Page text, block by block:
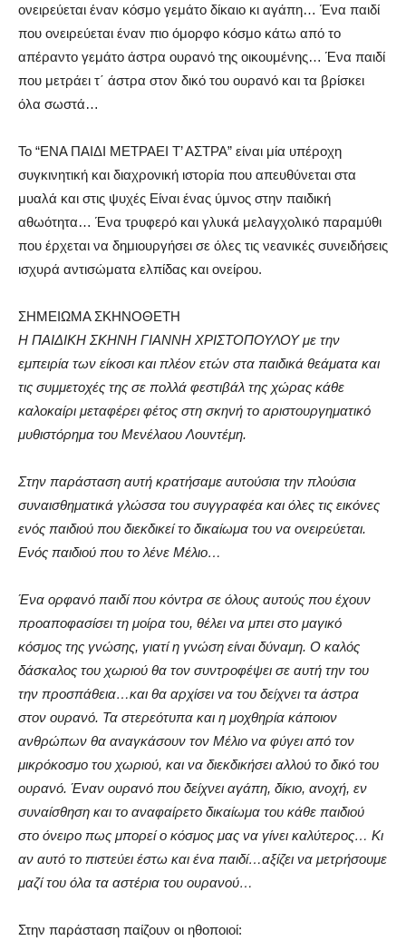
ονειρεύεται έναν κόσμο γεμάτο δίκαιο κι αγάπη… Ένα παιδί
που ονειρεύεται έναν πιο όμορφο κόσμο κάτω από το
απέραντο γεμάτο άστρα ουρανό της οικουμένης… Ένα παιδί
που μετράει τ΄ άστρα στον δικό του ουρανό και τα βρίσκει
όλα σωστά…
Το “ΕΝΑ ΠΑΙΔΙ ΜΕΤΡΑΕΙ Τ’ ΑΣΤΡΑ” είναι μία υπέροχη
συγκινητική και διαχρονική ιστορία που απευθύνεται στα
μυαλά και στις ψυχές Είναι ένας ύμνος στην παιδική
αθωότητα… Ένα τρυφερό και γλυκά μελαγχολικό παραμύθι
που έρχεται να δημιουργήσει σε όλες τις νεανικές συνειδήσεις
ισχυρά αντισώματα ελπίδας και ονείρου.
ΣΗΜΕΙΩΜΑ ΣΚΗΝΟΘΕΤΗ
Η ΠΑΙΔΙΚΗ ΣΚΗΝΗ ΓΙΑΝΝΗ ΧΡΙΣΤΟΠΟΥΛΟΥ με την
εμπειρία των είκοσι και πλέον ετών στα παιδικά θεάματα και
τις συμμετοχές της σε πολλά φεστιβάλ της χώρας κάθε
καλοκαίρι μεταφέρει φέτος στη σκηνή το αριστουργηματικό
μυθιστόρημα του Μενέλαου Λουντέμη.
Στην παράσταση αυτή κρατήσαμε αυτούσια την πλούσια
συναισθηματικά γλώσσα του συγγραφέα και όλες τις εικόνες
ενός παιδιού που διεκδικεί το δικαίωμα του να ονειρεύεται.
Ενός παιδιού που το λένε Μέλιο…
Ένα ορφανό παιδί που κόντρα σε όλους αυτούς που έχουν
προαποφασίσει τη μοίρα του, θέλει να μπει στο μαγικό
κόσμος της γνώσης, γιατί η γνώση είναι δύναμη. Ο καλός
δάσκαλος του χωριού θα τον συντροφέψει σε αυτή την του
την προσπάθεια…και θα αρχίσει να του δείχνει τα άστρα
στον ουρανό. Τα στερεότυπα και η μοχθηρία κάποιον
ανθρώπων θα αναγκάσουν τον Μέλιο να φύγει από τον
μικρόκοσμο του χωριού, και να διεκδικήσει αλλού το δικό του
ουρανό. Έναν ουρανό που δείχνει αγάπη, δίκιο, ανοχή, εν
συναίσθηση και το αναφαίρετο δικαίωμα του κάθε παιδιού
στο όνειρο πως μπορεί ο κόσμος μας να γίνει καλύτερος… Κι
αν αυτό το πιστεύει έστω και ένα παιδί…αξίζει να μετρήσουμε
μαζί του όλα τα αστέρια του ουρανού…
Στην παράσταση παίζουν οι ηθοποιοί: